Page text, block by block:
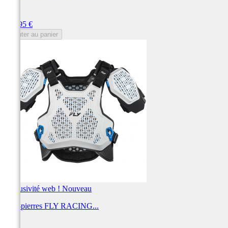
189,95 €
Ajouter au panier
Exclusivité web ! Nouveau
Pare-pierres FLY RACING...